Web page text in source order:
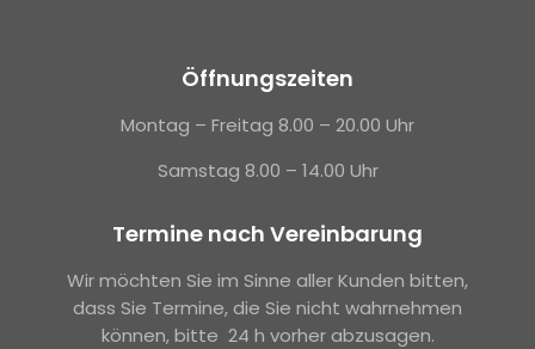
Öffnungszeiten
Montag – Freitag 8.00 – 20.00 Uhr
Samstag 8.00 – 14.00 Uhr
Termine nach Vereinbarung
Wir möchten Sie im Sinne aller Kunden bitten,
dass Sie Termine, die Sie nicht wahrnehmen
können, bitte 24 h vorher abzusagen.